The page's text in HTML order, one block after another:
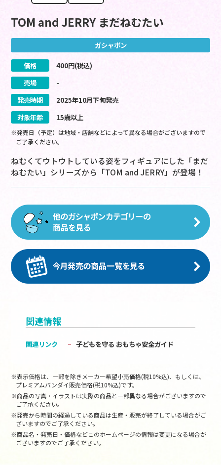
TOM and JERRY まだねむたい
ガシャポン
価格 400円(税込)
売場
-
発売時期
2025年10月下旬発売
対象年齢
15歳以上
※発売日（予定）は地域・店舗などによって異なる場合がございますので
ご了承ください。
ねむくてウトウトしている姿をフィギュアにした「まだ
ねむたい」シリーズから「TOM and JERRY」が登場！
関連情報
関連リンク 子どもを守る おもちゃ安全ガイド
※表示価格は、一部を除きメーカー希望小売価格(税10%込)、もしくは、
プレミアムバンダイ販売価格(税10%込)です。
※商品の写真・イラストは実際の商品と一部異なる場合がございますので
ご了承ください。
※発売から時間の経過している商品は生産・販売が終了している場合がご
ざいますのでご了承ください。
※商品名・発売日・価格などこのホームページの情報は変更になる場合が
ございますのでご了承ください。